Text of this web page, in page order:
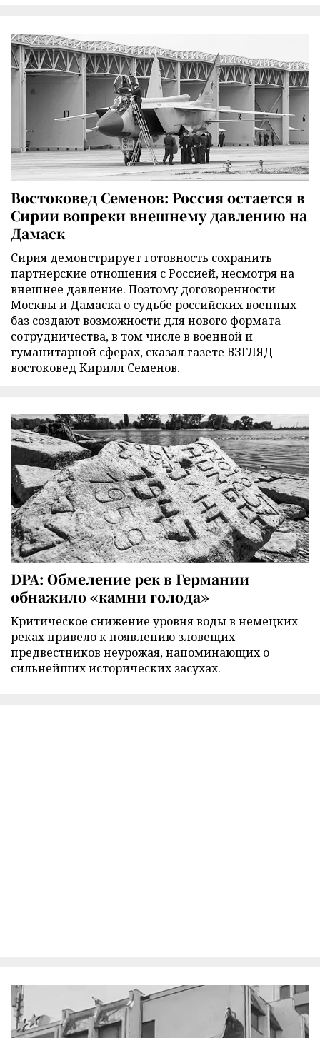
Востоковед Семенов: Россия остается в
Сирии вопреки внешнему давлению на
Дамаск
Сирия демонстрирует готовность сохранить
партнерские отношения с Россией, несмотря на
внешнее давление. Поэтому договоренности
Москвы и Дамаска о судьбе российских военных
баз создают возможности для нового формата
сотрудничества, в том числе в военной и
гуманитарной сферах, сказал газете ВЗГЛЯД
востоковед Кирилл Семенов.
DPA: Обмеление рек в Германии
обнажило «камни голода»
Критическое снижение уровня воды в немецких
реках привело к появлению зловещих
предвестников неурожая, напоминающих о
сильнейших исторических засухах.